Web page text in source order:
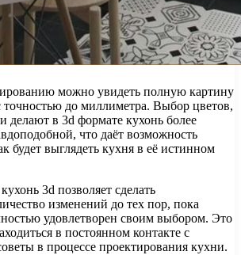
можно увидеть полную картину
точностью до миллиметра. Выбор цветов,
делают в 3d формате кухонь более
что даёт возможность
будет выглядеть кухня в её истинном
3d позволяет сделать
изменений до тех пор, пока
удовлетворен своим выбором. Это
в постоянном контакте с
в процессе проектирования кухни.